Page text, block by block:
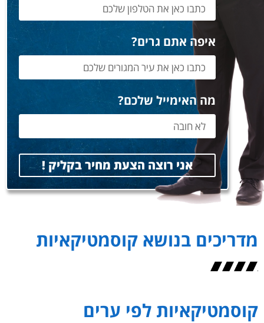
איפה אתם גרים?
מה האימייל שלכם?
אני רוצה הצעת מחיר בקליק !
מדריכים בנושא קוסמטיקאיות
קוסמטיקאיות לפי ערים